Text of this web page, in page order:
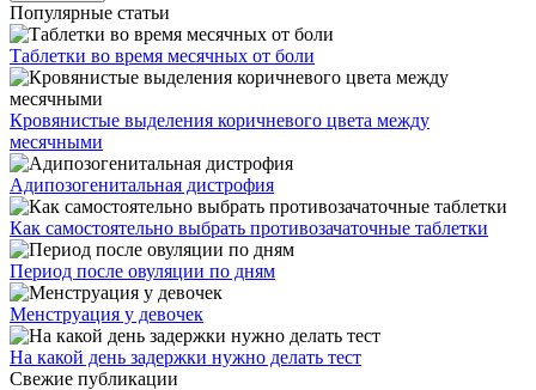
Популярные статьи
Таблетки во время месячных от боли
Кровянистые выделения коричневого цвета между
месячными
Адипозогенитальная дистрофия
Как самостоятельно выбрать противозачаточные таблетки
Период после овуляции по дням
Менструация у девочек
На какой день задержки нужно делать тест
Свежие публикации